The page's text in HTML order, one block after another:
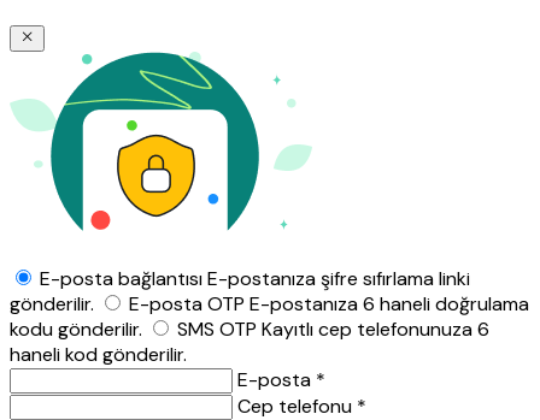
E-posta bağlantısıE-postanıza şifre sıfırlama linki
gönderilir.
E-posta OTP E-postanıza 6 haneli doğrulama
kodu gönderilir.
SMS OTP Kayıtlı cep telefonunuza 6
haneli kod gönderilir.
E-posta *
Cep telefonu *